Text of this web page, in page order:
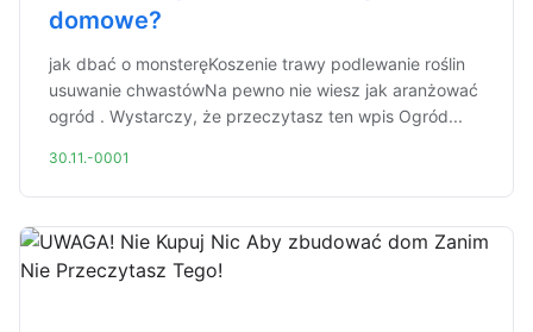
domowe?
jak dbać o monsteręKoszenie trawy podlewanie roślin
usuwanie chwastówNa pewno nie wiesz jak aranżować
ogród . Wystarczy, że przeczytasz ten wpis Ogród...
30.11.-0001